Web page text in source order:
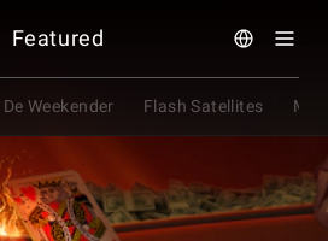
Featured
De Weekender Flash Satellites